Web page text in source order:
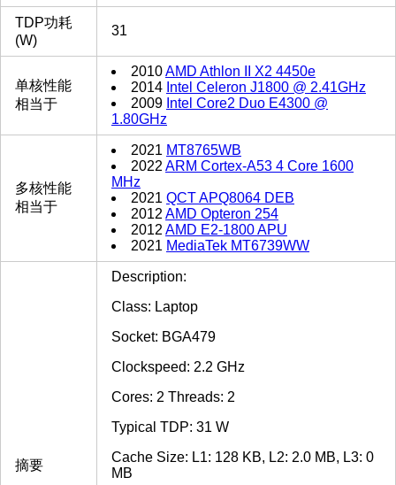
TDP功耗
(W)
31
单核性能
相当于
2010AMD Athlon II X2 4450e
2014 Intel Celeron J1800 @ 2.41GHz
2009 Intel Core2 Duo E4300 @
1.80GHz
多核性能
相当于
2021 MT8765WB
2022ARM Cortex-A53 4 Core 1600
MHz
2021 QCT APQ8064 DEB
2012AMD Opteron 254
2012AMD E2-1800 APU
2021 MediaTek MT6739WW
摘要
Description:
Class: Laptop
Socket: BGA479
Clockspeed: 2.2 GHz
Cores: 2 Threads: 2
Typical TDP: 31 W
Cache Size: L1: 128 KB, L2: 2.0 MB, L3: 0
MB